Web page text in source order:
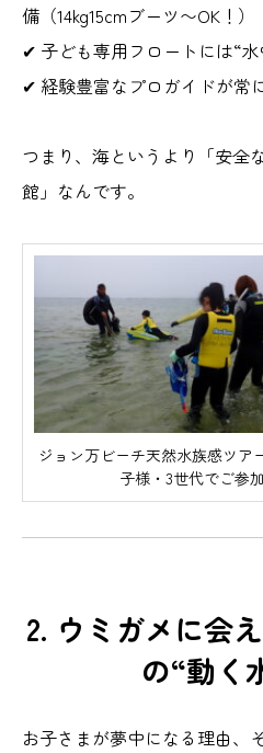
備（14kg15cmブーツ〜OK！）
✔ 子ども専用フロートには“水
✔ 経験豊富なプロガイドが常
つまり、海というより「安全
館」なんです。
ジョン万ビーチ天然水族感ツ
子様・3世代でご参加
2. ウミガメに会
の“動く
お子さまが夢中になる理由、